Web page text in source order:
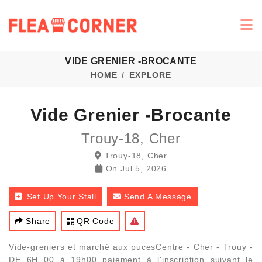
VIDE GRENIER -BROCANTE
HOME EXPLORE
Vide Grenier -brocante
Trouy-18, Cher
Trouy-18, Cher
On Jul 5, 2026
Set Up Your Stall Send A Message
Share QR Code
Vide-greniers et marché aux pucesCentre - Cher - Trouy -
DE 6H 00 à 19h00 paiement à l'inscription suivant le